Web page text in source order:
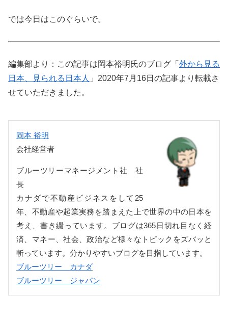
では今日はこのぐらいで。
編集部より：この記事は岡本裕明氏のブログ「 外から見る
日本、見られる日本人 」2020年7月16日の記事より転載さ
せていただきました。
岡本 裕明
会社経営者
ブルーツリーマネージメント社 社
長
カナダで不動産ビジネスをして25
年、不動産や起業実務を踏まえた上で世界の中の日本を
考え、書き綴っています。ブログは365日切れ目なく経
済、マネー、社会、政治など様々なトピックをズバッと
斬っています。分かりやすいブログを目指しています。
ブルーツリー カナダ
ブルーツリー ジャパン